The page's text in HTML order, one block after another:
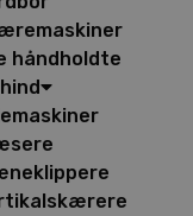
håndholdte